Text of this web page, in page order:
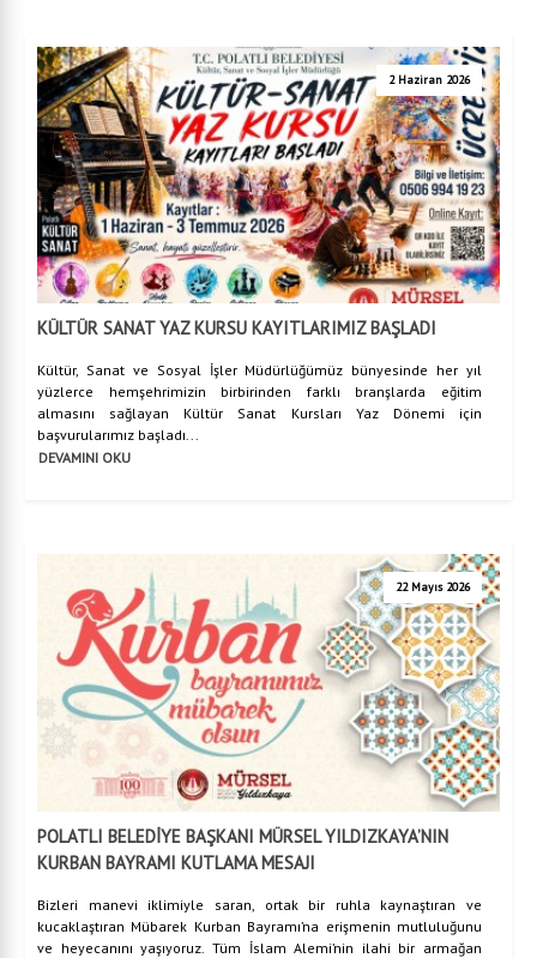
2 Haziran 2026
KÜLTÜR SANAT YAZ KURSU KAYITLARIMIZ BAŞLADI
Kültür, Sanat ve Sosyal İşler Müdürlüğümüz bünyesinde her yıl
yüzlerce hemşehrimizin birbirinden farklı branşlarda eğitim
almasını sağlayan Kültür Sanat Kursları Yaz Dönemi için
başvurularımız başladı...
DEVAMINI OKU
22 Mayıs 2026
POLATLI BELEDİYE BAŞKANI MÜRSEL YILDIZKAYA’NIN
KURBAN BAYRAMI KUTLAMA MESAJI
Bizleri manevi iklimiyle saran, ortak bir ruhla kaynaştıran ve
kucaklaştıran Mübarek Kurban Bayramı’na erişmenin mutluluğunu
ve heyecanını yaşıyoruz. Tüm İslam Alemi’nin ilahi bir armağan